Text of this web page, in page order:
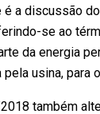
a discussão
se ao
da energia
usina, para
também